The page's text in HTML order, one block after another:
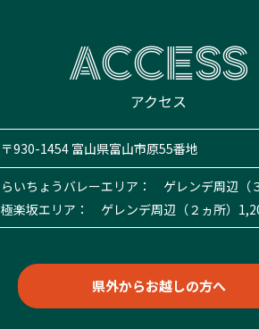
ACCESS
アクセス
〒930-1454 富山県富山市原55番地
らいちょうバレーエリア： ゲレンデ周辺（
極楽坂エリア： ゲレンデ周辺（２ヵ所）
県外からお越しの方へ